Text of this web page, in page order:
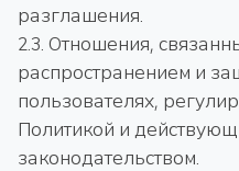
разглашения.
2.3. Отношения,
распространением и
пользователях,
Политикой и
законодательством.